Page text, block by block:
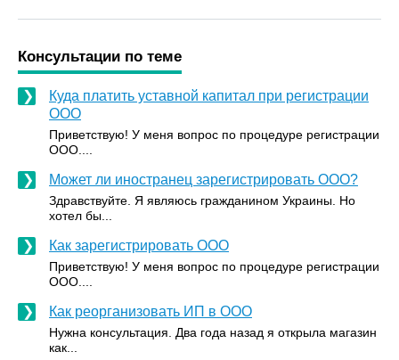
Консультации по теме
Куда платить уставной капитал при регистрации
ООО
Приветствую! У меня вопрос по процедуре регистрации
ООО....
Может ли иностранец зарегистрировать ООО?
Здравствуйте. Я являюсь гражданином Украины. Но
хотел бы...
Как зарегистрировать ООО
Приветствую! У меня вопрос по процедуре регистрации
ООО....
Как реорганизовать ИП в ООО
Нужна консультация. Два года назад я открыла магазин
как...